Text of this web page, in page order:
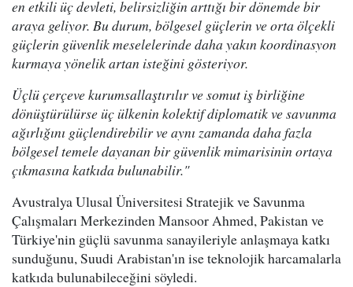
en etkili üç devleti, belirsizliğin arttığı bir dönemde bir
araya geliyor. Bu durum, bölgesel güçlerin ve orta ölçekli
güçlerin güvenlik meselelerinde daha yakın koordinasyon
kurmaya yönelik artan isteğini gösteriyor.
Üçlü çerçeve kurumsallaştırılır ve somut iş birliğine
dönüştürülürse üç ülkenin kolektif diplomatik ve savunma
ağırlığını güçlendirebilir ve aynı zamanda daha fazla
bölgesel temele dayanan bir güvenlik mimarisinin ortaya
çıkmasına katkıda bulunabilir."
Avustralya Ulusal Üniversitesi Stratejik ve Savunma
Çalışmaları Merkezinden Mansoor Ahmed, Pakistan ve
Türkiye'nin güçlü savunma sanayileriyle anlaşmaya katkı
sunduğunu, Suudi Arabistan'ın ise teknolojik harcamalarla
katkıda bulunabileceğini söyledi.